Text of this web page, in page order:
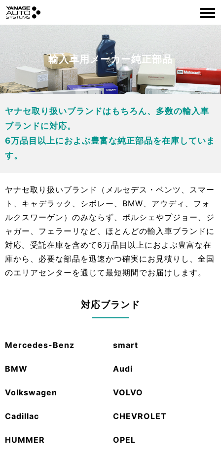
輸入車用メーカー純正部品
ヤナセ取り扱いブランドはもちろん、多数の輸入車
ブランドに対応。
6万品目以上におよぶ豊富な純正部品を在庫していま
す。
ヤナセ取り扱いブランド（メルセデス・ベンツ、スマー
ト、キャデラック、シボレー、BMW、アウディ、フォ
ルクスワーゲン）のみならず、ポルシェやプジョー、ジ
ャガー、フェラーリなど、ほとんどの輸入車ブランドに
対応。受託在庫を含めて6万品目以上におよぶ豊富な在
庫から、必要な部品を迅速かつ確実にお見積りし、全国
のエリアセンターを通じて最短期間でお届けします。
対応ブランド
Mercedes-Benz smart
BMW Audi
Volkswagen VOLVO
Cadillac CHEVROLET
HUMMER OPEL